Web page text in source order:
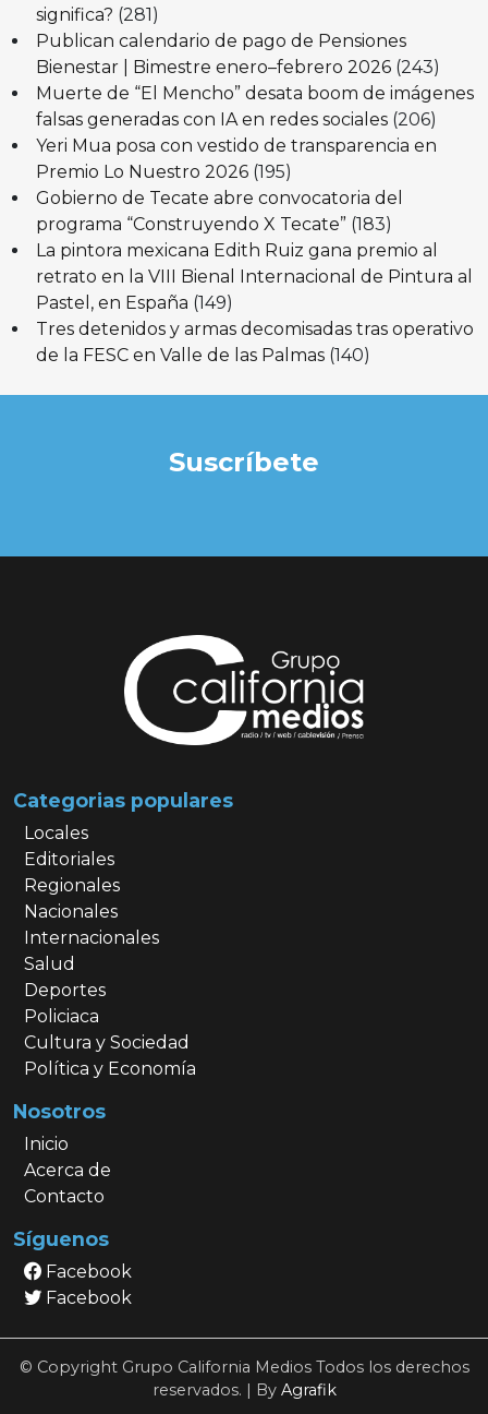
significa? (281)
Publican calendario de pago de Pensiones
Bienestar | Bimestre enero–febrero 2026 (243)
Muerte de “El Mencho” desata boom de imágenes
falsas generadas con IA en redes sociales (206)
Yeri Mua posa con vestido de transparencia en
Premio Lo Nuestro 2026 (195)
Gobierno de Tecate abre convocatoria del
programa “Construyendo X Tecate” (183)
La pintora mexicana Edith Ruiz gana premio al
retrato en la VIII Bienal Internacional de Pintura al
Pastel, en España (149)
Tres detenidos y armas decomisadas tras operativo
de la FESC en Valle de las Palmas (140)
Suscríbete
Categorias populares
Locales
Editoriales
Regionales
Nacionales
Internacionales
Salud
Deportes
Policiaca
Cultura y Sociedad
Política y Economía
Nosotros
Inicio
Acerca de
Contacto
Síguenos
Facebook
Facebook
© Copyright Grupo California Medios Todos los derechos
reservados. | By Agrafik